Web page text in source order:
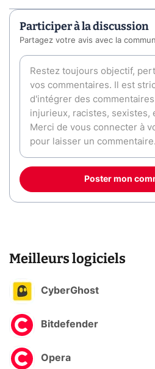
Participer à la discussion
Partagez votre avis avec la
Poster mon
Meilleurs logiciels
CyberGhost
Bitdefender
Opera